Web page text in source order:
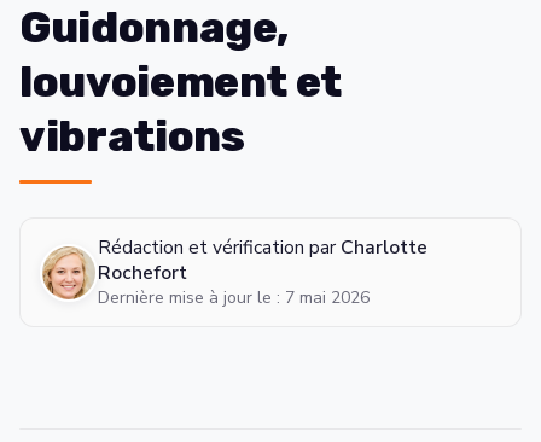
Guidonnage,
louvoiement et
vibrations
Rédaction et vérification par Charlotte
Rochefort
Dernière mise à jour le : 7 mai 2026